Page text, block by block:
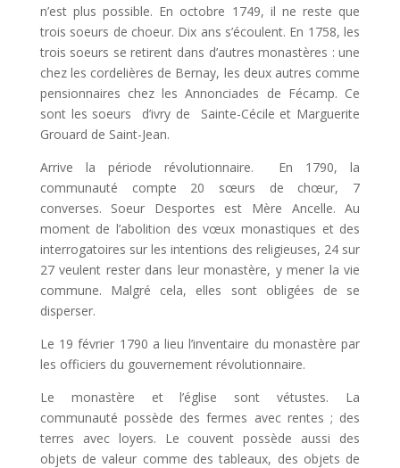
n’est plus possible. En octobre 1749, il ne reste que
trois soeurs de choeur. Dix ans s’écoulent. En 1758, les
trois soeurs se retirent dans d’autres monastères : une
chez les cordelières de Bernay, les deux autres comme
pensionnaires chez les Annonciades de Fécamp. Ce
sont les soeurs d’ivry de Sainte-Cécile et Marguerite
Grouard de Saint-Jean.
Arrive la période révolutionnaire. En 1790, la
communauté compte 20 sœurs de chœur, 7
converses. Soeur Desportes est Mère Ancelle. Au
moment de l’abolition des vœux monastiques et des
interrogatoires sur les intentions des religieuses, 24 sur
27 veulent rester dans leur monastère, y mener la vie
commune. Malgré cela, elles sont obligées de se
disperser.
Le 19 février 1790 a lieu l’inventaire du monastère par
les officiers du gouvernement révolutionnaire.
Le monastère et l’église sont vétustes. La
communauté possède des fermes avec rentes ; des
terres avec loyers. Le couvent possède aussi des
objets de valeur comme des tableaux, des objets de